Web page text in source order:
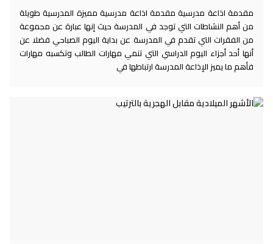
مقدمة اذاعة مدرسية مقدمة اذاعة مدرسية مميزة المدرسية طويلة
من أهم النشاطات التي توجد في المدرسة حيث إنها عبارة عن مجموعة
من الفقرات التي تقدم في المدرسة عن بداية اليوم الصباحي فضلا عن
أنها أحد أجزاء اليوم الدراسي التي تنمي مهارات الطالب وتكسبه مهارات
فأهم ما يميز الإذاعة المدرسة ارتباطها في